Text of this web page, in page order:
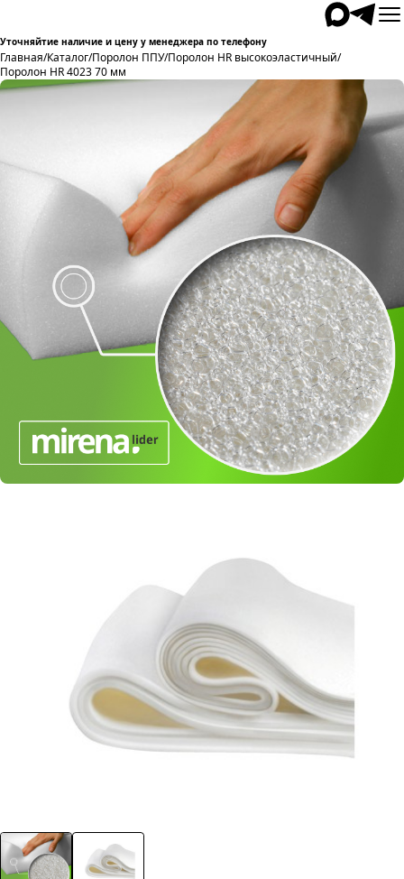
Уточняйтие наличие и цену у менеджера по телефону
Главная/Каталог/Поролон ППУ/Поролон HR высокоэластичный/
Поролон HR 4023 70 мм